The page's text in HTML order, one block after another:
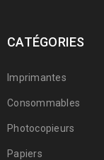
CATÉGORIES
Imprimantes
Consommables
Photocopieurs
Papiers